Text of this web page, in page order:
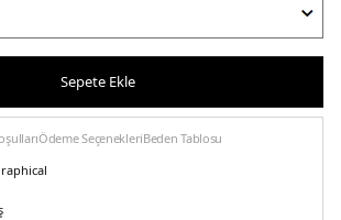
Sepete Ekle
Ödeme SeçenekleriBeden Tablosu